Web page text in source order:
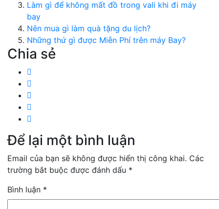
Làm gì để không mất đồ trong vali khi đi máy
bay
Nên mua gì làm quà tặng du lịch?
Những thứ gì được Miễn Phí trên máy Bay?
Chia sẻ
Để lại một bình luận
Email của bạn sẽ không được hiển thị công khai. Các
trường bắt buộc được đánh dấu *
Bình luận *